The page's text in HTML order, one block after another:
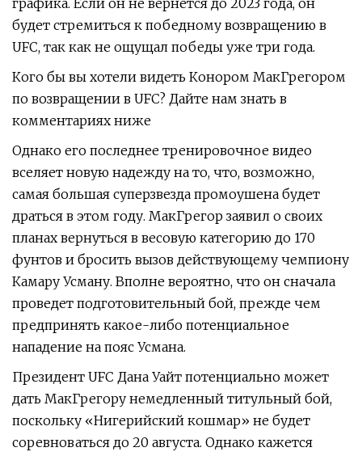
графика. Если он не вернется до 2023 года, он
будет стремиться к победному возвращению в
UFC, так как не ощущал победы уже три года.
Кого бы вы хотели видеть Конором МакГрегором
по возвращении в UFC? Дайте нам знать в
комментариях ниже
Однако его последнее тренировочное видео
вселяет новую надежду на то, что, возможно,
самая большая суперзвезда промоушена будет
драться в этом году. МакГрегор заявил о своих
планах вернуться в весовую категорию до 170
фунтов и бросить вызов действующему чемпиону
Камару Усману. Вполне вероятно, что он сначала
проведет подготовительный бой, прежде чем
предпринять какое-либо потенциальное
нападение на пояс Усмана.
Президент UFC Дана Уайт потенциально может
дать МакГрегору немедленный титульный бой,
поскольку «Нигерийский кошмар» не будет
соревноваться до 20 августа. Однако кажется